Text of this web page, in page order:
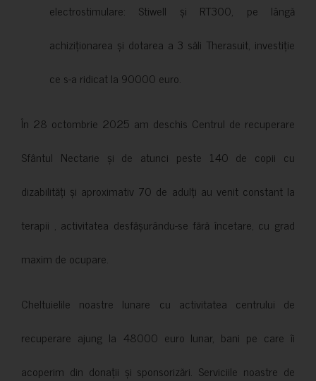
electrostimulare: Stiwell și RT300, pe lângă
achiziționarea și dotarea a 3 săli Therasuit, investiție
ce s-a ridicat la 90000 euro.
În 28 octombrie 2025 am deschis Centrul de recuperare
Sfântul Nectarie și de atunci peste 140 de copii cu
dizabilități și aproximativ 70 de adulți au venit constant la
terapii , activitatea desfășurându-se fără încetare, cu grad
maxim de ocupare.
Cheltuielile noastre lunare cu activitatea centrului de
recuperare ajung la 48000 euro lunar, bani pe care îi
acoperim din donații și sponsorizări. Serviciile noastre de